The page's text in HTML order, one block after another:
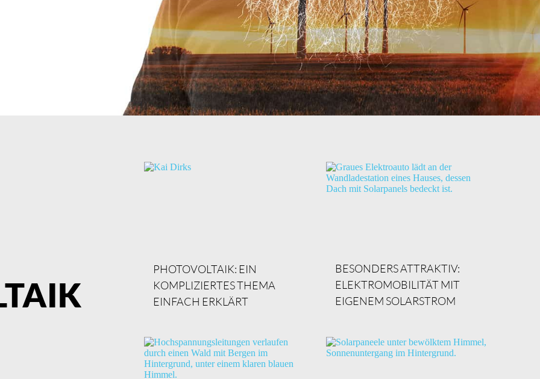
PHOTOVOLTAIK: EIN
KOMPLIZIERTES THEMA
EINFACH ERKLÄRT
BESONDERS ATTRAKTIV:
ELEKTROMOBILITÄT MIT
EIGENEM SOLARSTROM